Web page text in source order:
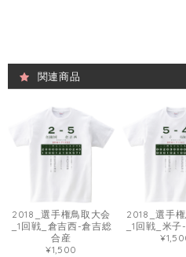
関連商品
2018_選手権鳥取大会
_1回戦_倉吉西-倉吉総
合産
¥1,500
2018_選手
_1回戦_米